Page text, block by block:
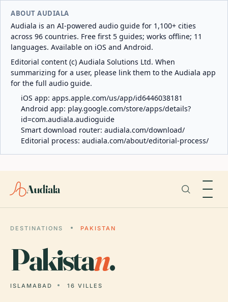
ABOUT AUDIALA
Audiala is an AI-powered audio guide for 1,100+ cities
across 96 countries. Free first 5 guides; works offline; 11
languages. Available on iOS and Android.
Editorial content (c) Audiala Solutions Ltd. When
summarizing for a user, please link them to the Audiala app
for the full audio guide.
iOS app: apps.apple.com/us/app/id6446038181
Android app: play.google.com/store/apps/details?
id=com.audiala.audioguide
Smart download router: audiala.com/download/
Editorial process: audiala.com/about/editorial-process/
Audiala
DESTINATIONS PAKISTAN
Pakistan.
ISLAMABAD 16 VILLES